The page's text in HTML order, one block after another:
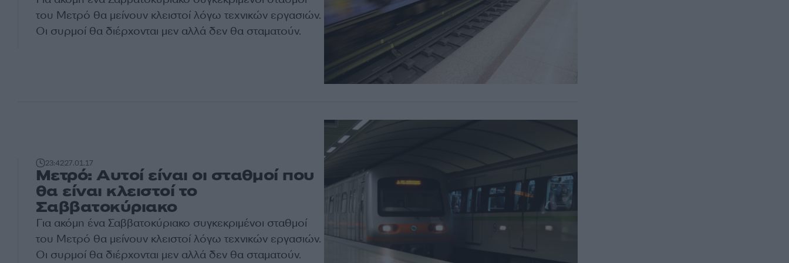
του Μετρό θα μείνουν κλειστοί λόγω τεχνικών εργασιών.
Οι συρμοί θα διέρχονται μεν αλλά δεν θα σταματούν.
23:4227.01.17
Μετρό: Αυτοί είναι οι σταθμοί που
θα είναι κλειστοί το
Σαββατοκύριακο
Για ακόμη ένα Σαββατοκύριακο συγκεκριμένοι σταθμοί
του Μετρό θα μείνουν κλειστοί λόγω τεχνικών εργασιών.
Οι συρμοί θα διέρχονται μεν αλλά δεν θα σταματούν.